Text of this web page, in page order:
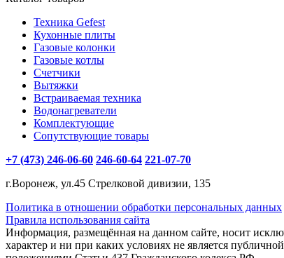
Техника Gefest
Кухонные плиты
Газовые колонки
Газовые котлы
Счетчики
Вытяжки
Встраиваемая техника
Водонагреватели
Комплектующие
Сопутствующие товары
+7 (473) 246-06-60 246-60-64 221-07-70
г.Воронеж, ул.45 Стрелковой дивизии, 135
Политика в отношении обработки персональных данных
Правила использования сайта
Информация, размещённая на данном сайте, носит
характер и ни при каких условиях не является